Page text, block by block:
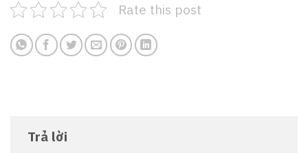
Rate this post
Trả lời